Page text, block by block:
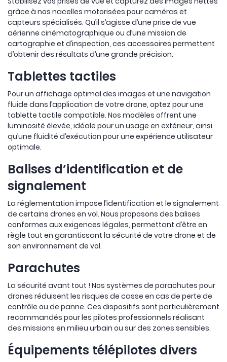
grâce à nos nacelles motorisées pour caméras et
capteurs spécialisés. Qu’il s’agisse d’une prise de vue
aérienne cinématographique ou d’une mission de
cartographie et d’inspection, ces accessoires permettent
d’obtenir des résultats d’une grande précision.
Tablettes tactiles
Pour un affichage optimal des images et une navigation
fluide dans l’application de votre drone, optez pour une
tablette tactile compatible. Nos modèles offrent une
luminosité élevée, idéale pour un usage en extérieur, ainsi
qu’une fluidité d’exécution pour une expérience utilisateur
optimale.
Balises d’identification et de
signalement
La réglementation impose l’identification et le signalement
de certains drones en vol. Nous proposons des balises
conformes aux exigences légales, permettant d’être en
règle tout en garantissant la sécurité de votre drone et de
son environnement de vol.
Parachutes
La sécurité avant tout ! Nos systèmes de parachutes pour
drones réduisent les risques de casse en cas de perte de
contrôle ou de panne. Ces dispositifs sont particulièrement
recommandés pour les pilotes professionnels réalisant
des missions en milieu urbain ou sur des zones sensibles.
Équipements télépilotes divers